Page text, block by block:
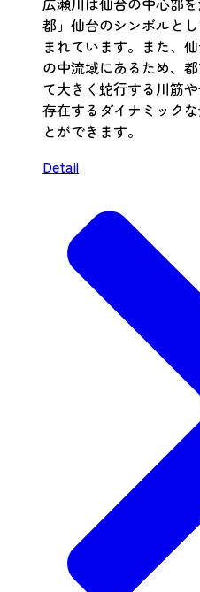
都」仙台のシンボルと
まれています。また、
の中流域にあるため、
て大きく蛇行する川筋
存在するダイナミック
とができます。
Detail